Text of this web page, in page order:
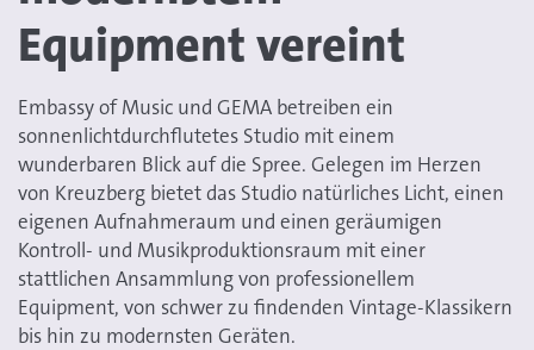
Equipment vereint
Embassy of Music und GEMA betreiben ein
sonnenlichtdurchflutetes Studio mit einem
wunderbaren Blick auf die Spree. Gelegen im Herzen
von Kreuzberg bietet das Studio natürliches Licht, einen
eigenen Aufnahmeraum und einen geräumigen
Kontroll- und Musikproduktionsraum mit einer
stattlichen Ansammlung von professionellem
Equipment, von schwer zu findenden Vintage-Klassikern
bis hin zu modernsten Geräten.